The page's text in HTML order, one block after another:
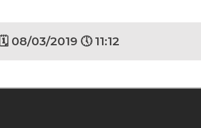
🗓 08/03/2019 🕔 11:12